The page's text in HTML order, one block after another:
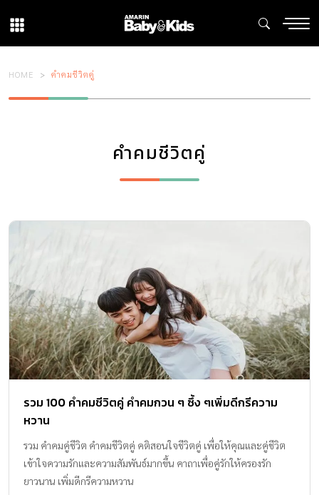
HOME คำคมชีวิตคู่
คำคมชีวิตคู่
รวม 100 คำคมชีวิตคู่ คำคมกวน ๆ ซึ้ง ๆเพิ่มดีกรีความ
หวาน
รวม คำคมคู่ชีวิต คำคมชีวิตคู่ คติสอนใจชีวิตคู่ เพื่อให้คุณและคู่ชีวิต
เข้าใจความรักและความสัมพันธ์มากขึ้น คาถาเพื่อคู่รักให้ครองรัก
ยาวนาน เพิ่มดีกรีความหวาน